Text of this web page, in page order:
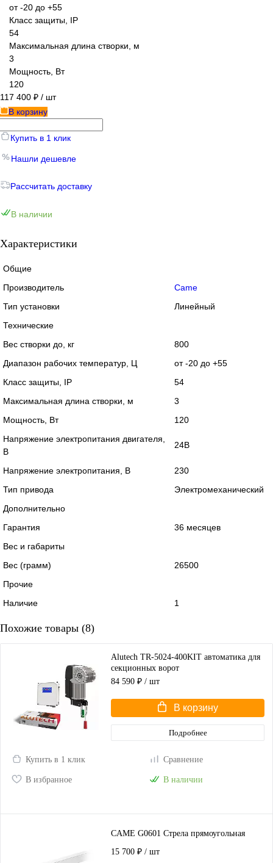
от -20 до +55
Класс защиты, IP
54
Максимальная длина створки, м
3
Мощность, Вт
120
117 400 ₽ / шт
В корзину
Купить в 1 клик
Нашли дешевле
Рассчитать доставку
В наличии
Характеристики
Общие
Производитель
Came
Тип установки
Линейный
Технические
Вес створки до, кг
800
Диапазон рабочих температур, Ц
от -20 до +55
Класс защиты, IP
54
Максимальная длина створки, м
3
Мощность, Вт
120
Напряжение электропитания двигателя,
В
24В
Напряжение электропитания, В
230
Тип привода
Электромеханический
Дополнительно
Гарантия
36 месяцев
Вес и габариты
Вес (грамм)
26500
Прочие
Наличие
1
Похожие товары (8)
Alutech TR-5024-400KIT автоматика для
секционных ворот
84 590 ₽ / шт
В корзину
Подробнее
Купить в 1 клик Сравнение
В избранное В наличии
CAME G0601 Стрела прямоугольная
15 700 ₽ / шт